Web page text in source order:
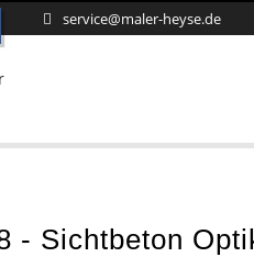
Sie sind hier:
service@maler-heyse.de
- Sichtbeton